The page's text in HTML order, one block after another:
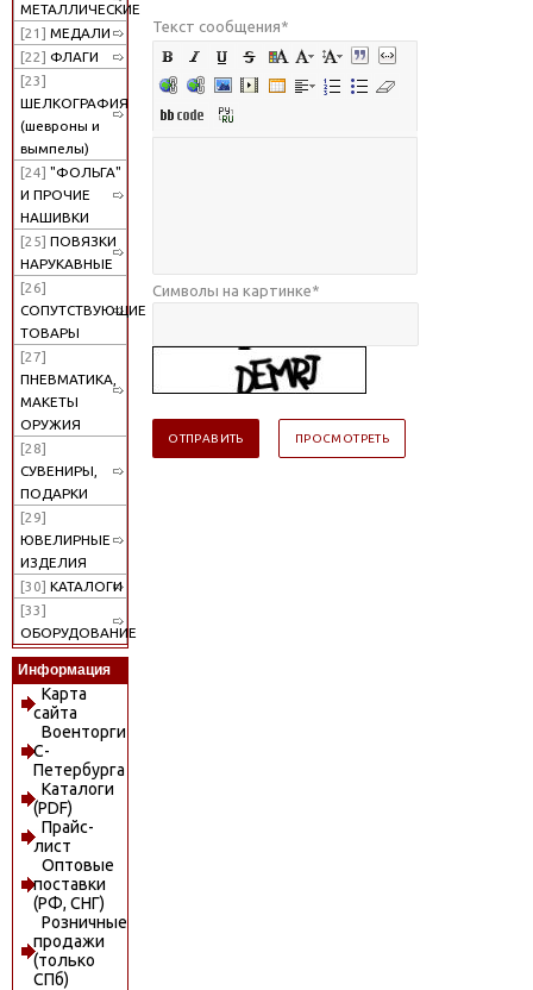
МЕТАЛЛИЧЕСКИЕ
[21] МЕДАЛИ
[22] ФЛАГИ
[23]
ШЕЛКОГРАФИЯ
(шевроны и
вымпелы)
[24] "ФОЛЬГА"
И ПРОЧИЕ
НАШИВКИ
[25] ПОВЯЗКИ
НАРУКАВНЫЕ
[26]
СОПУТСТВУЮЩИЕ
ТОВАРЫ
[27]
ПНЕВМАТИКА,
МАКЕТЫ
ОРУЖИЯ
[28]
СУВЕНИРЫ,
ПОДАРКИ
[29]
ЮВЕЛИРНЫЕ
ИЗДЕЛИЯ
[30] КАТАЛОГИ
[33]
ОБОРУДОВАНИЕ
Информация
Карта
сайта
Военторги
С-
Петербурга
Каталоги
(PDF)
Прайс-
лист
Оптовые
поставки
(РФ, СНГ)
Розничные
продажи
(только
СПб)
Текст сообщения*
Символы на картинке*